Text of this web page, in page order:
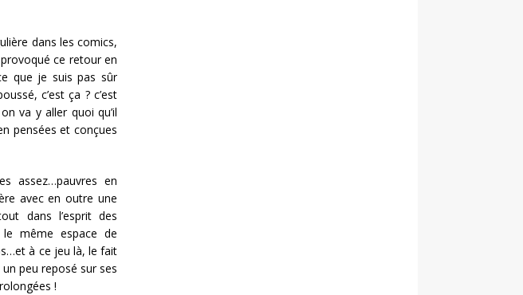
dans les comics,
ce retour en
que je suis pas sûr
c’est ça ? c’est
va y aller quoi qu’il
pensées et conçues
assez…pauvres en
avec en outre une
dans l’esprit des
même espace de
à ce jeu là, le fait
un peu reposé sur ses
!